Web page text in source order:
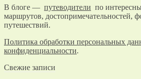
В блоге — путеводители по
маршрутов, достопримечательностей,
путешествий.
Политика обработки персональных
конфиденциальности.
Свежие записи